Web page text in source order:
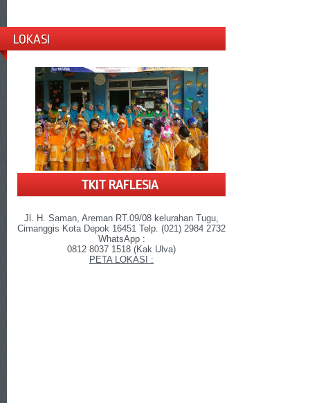
LOKASI
TKIT RAFLESIA
Jl. H. Saman, Areman RT.09/08 kelurahan Tugu,
Cimanggis Kota Depok 16451 Telp. (021) 2984 2732
WhatsApp :
0812 8037 1518 (Kak Ulva)
PETA LOKASI :